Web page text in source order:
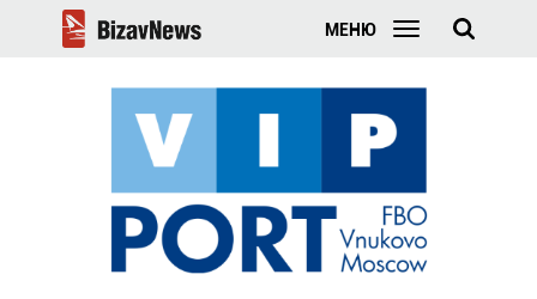
МЕНЮ